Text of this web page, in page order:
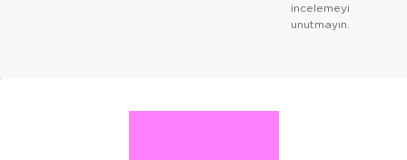
incelemeyi
unutmayın.